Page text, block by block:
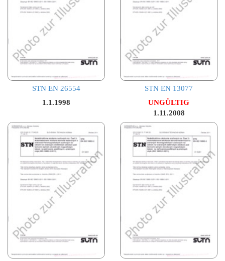
STN EN 26554
1.1.1998
STN EN 13077
UNGÜLTIG
1.11.2008